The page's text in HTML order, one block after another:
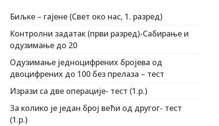
Биљке – гајене (Свет око нас, 1. разред)
Контролни задатак (први разред)-Сабирање и
одузимање до 20
Одузимање једноцифрених бројева од
двоцифрених до 100 без прелаза – тест
Изрази са две операције- тест (1.р.)
За колико је један број већи од другог- тест
(1.р.)